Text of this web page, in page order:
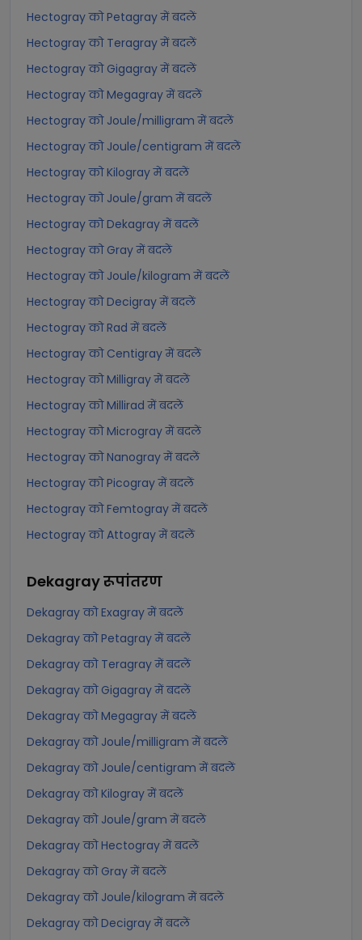
Hectogray को Petagray में बदलें
Hectogray को Teragray में बदलें
Hectogray को Gigagray में बदलें
Hectogray को Megagray में बदलें
Hectogray को Joule/milligram में बदलें
Hectogray को Joule/centigram में बदलें
Hectogray को Kilogray में बदलें
Hectogray को Joule/gram में बदलें
Hectogray को Dekagray में बदलें
Hectogray को Gray में बदलें
Hectogray को Joule/kilogram में बदलें
Hectogray को Decigray में बदलें
Hectogray को Rad में बदलें
Hectogray को Centigray में बदलें
Hectogray को Milligray में बदलें
Hectogray को Millirad में बदलें
Hectogray को Microgray में बदलें
Hectogray को Nanogray में बदलें
Hectogray को Picogray में बदलें
Hectogray को Femtogray में बदलें
Hectogray को Attogray में बदलें
Dekagrayरूपांतरण
Dekagray को Exagray में बदलें
Dekagray को Petagray में बदलें
Dekagray को Teragray में बदलें
Dekagray को Gigagray में बदलें
Dekagray को Megagray में बदलें
Dekagray को Joule/milligram में बदलें
Dekagray को Joule/centigram में बदलें
Dekagray को Kilogray में बदलें
Dekagray को Joule/gram में बदलें
Dekagray को Hectogray में बदलें
Dekagray को Gray में बदलें
Dekagray को Joule/kilogram में बदलें
Dekagray को Decigray में बदलें